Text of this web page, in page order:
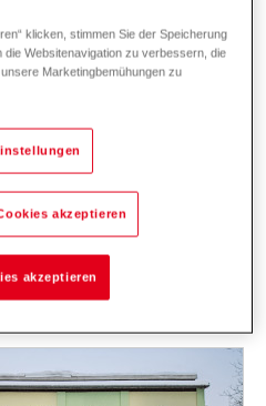
mit
und
in
Gas-Brennwertkessel
für ein
klicken, stimmen Sie der Speicherung
Websitenavigation zu verbessern, die
Marketingbemühungen zu
akzeptieren
akzeptieren